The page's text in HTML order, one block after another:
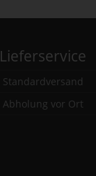
Lieferservice
Standardversand
Abholung vor Ort